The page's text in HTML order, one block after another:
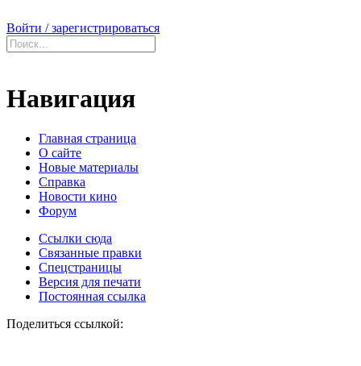
Войти / зарегистрироваться
Навигация
Главная страница
О сайте
Новые материалы
Справка
Новости кино
Форум
Ссылки сюда
Связанные правки
Спецстраницы
Версия для печати
Постоянная ссылка
Поделиться ссылкой: